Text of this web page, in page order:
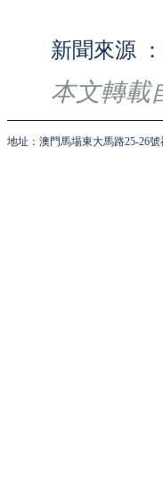
新聞來源
本文轉載
地址：澳門馬場東大馬路25-26